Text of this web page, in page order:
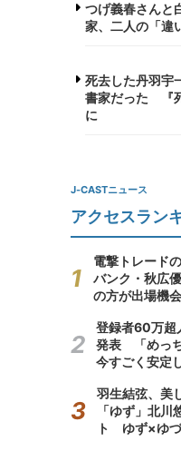
つげ義春さん
家、二人の「違
死去した丹羽宇
書家だった 『
に
J-CASTニュース
アクセスラン
電撃トレード
バンク・秋広
の方が出場機
登録者60万超
発表 「めっ
今すごく安定
羽生結弦、美
「ゆず」北
ト ゆず×ゆ